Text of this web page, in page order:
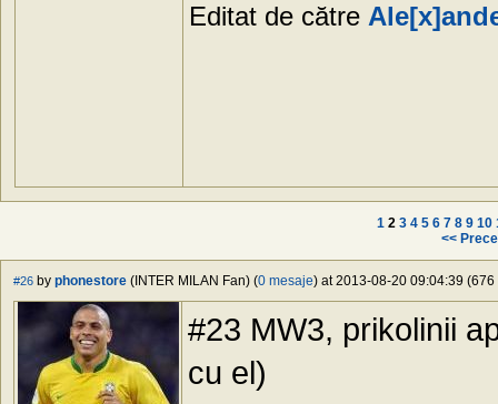
Editat de către
1 2 3 4 5 6 7 8 9 10
<<
#26 by phonestore (INTER MILAN Fan) (0 mesaje) at 2013-08-20 09:04:39
#23 MW3, prikolinii
cu el)